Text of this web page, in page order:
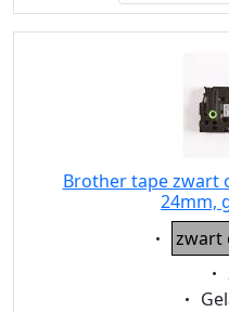
Brother tape zwart
24mm,
zwart